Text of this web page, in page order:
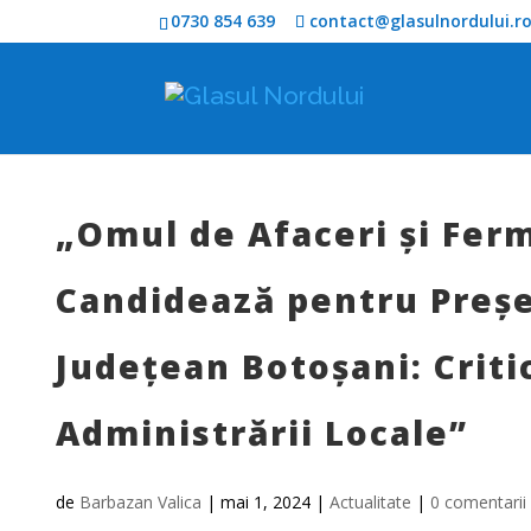
0730 854 639 contact@glasulnordului.ro
„Omul de Afaceri și
Candidează pentru
Județean Botoșani:
Administrării Locale”
de Barbazan Valica |mai 1, 2024 |Actualitate | 0 comentarii